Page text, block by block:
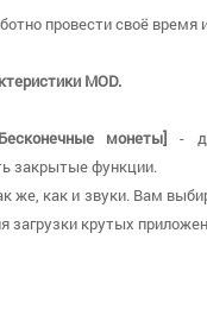
провести своё
MOD.
монеты] -
закрытые функции.
же, как и звуки. Вам
крутых